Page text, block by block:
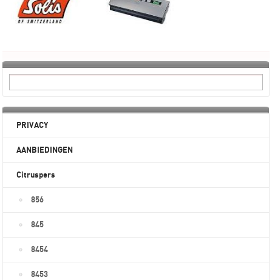
PRIVACY
AANBIEDINGEN
Citruspers
856
845
8454
8453